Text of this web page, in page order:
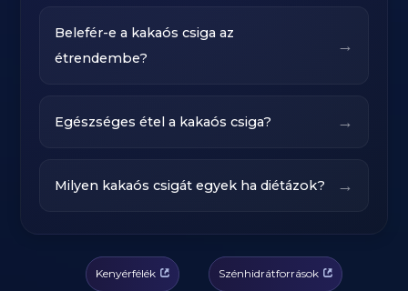
Belefér-e a kakaós csiga az
étrendembe?
→
Egészséges étel a kakaós csiga? →
Milyen kakaós csigát egyek ha diétázok? →
Kenyérfélék Szénhidrátforrások